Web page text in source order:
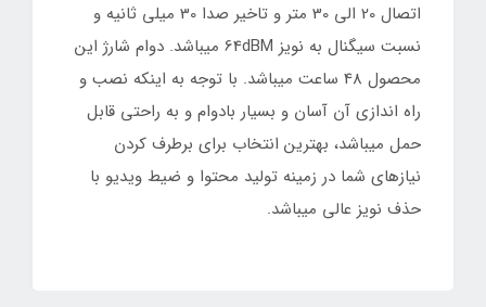
اتصال 20 الی 30 متر و تاخیر صدا 30 میلی ثانیه و
نسبت سیگنال به نویز 64dBM میباشد. دوام شارژ این
محصول 48 ساعت میباشد. با توجه به اینکه نصب و
راه اندازی آن آسان و بسیار بادوام و به راحتی قابل
حمل میباشد، بهترین انتخاب برای برطرف کردن
نیازهای شما در زمینه تولید محتوا و ضیط ویدیو با
حذف نویز عالی میباشد.